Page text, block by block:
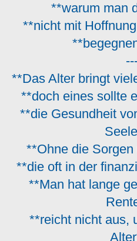
**warum man
**nicht mit
**Das Alter bringt
**doch eines sollte
**die Gesundheit
**Ohne die
**die oft in der
**Man hat lange
**reicht nicht aus,